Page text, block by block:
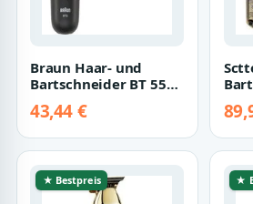
Braun Haar- und
Bartschneider BT 5520
43,44 €
★ Bestpreis ★